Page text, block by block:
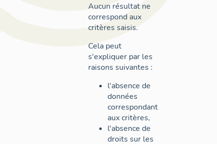
Aucun résultat ne
correspond aux
critères saisis.
Cela peut
s'expliquer par les
raisons suivantes :
l'absence de
données
correspondant
aux critères,
l'absence de
droits sur les